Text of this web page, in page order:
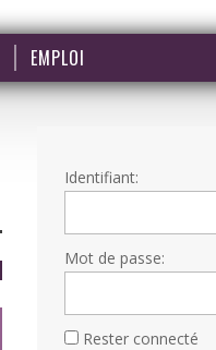
EMPLOI
Identifiant:
Mot de passe:
Rester connecté